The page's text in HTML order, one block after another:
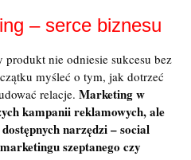
– serce biznesu
nie odniesie sukcesu bez
myśleć o tym, jak dotrzeć
relacje. Marketing w
kampanii reklamowych, ale
narzędzi – social
szeptanego czy